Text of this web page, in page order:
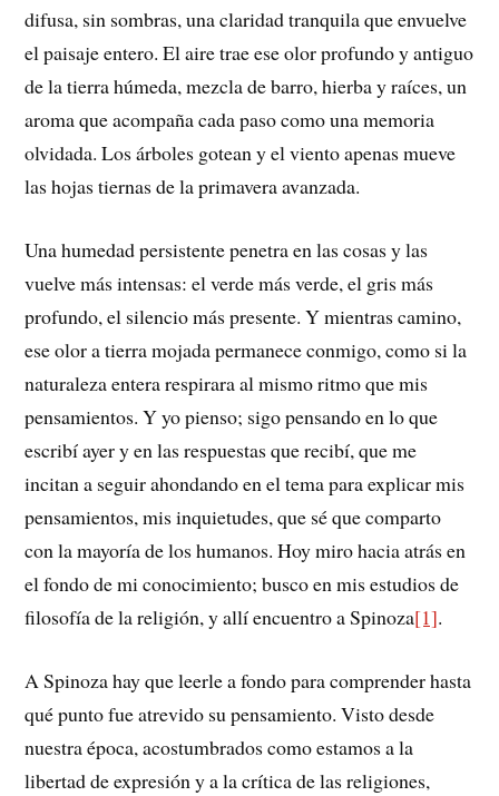
difusa, sin sombras, una claridad tranquila que envuelve
el paisaje entero. El aire trae ese olor profundo y antiguo
de la tierra húmeda, mezcla de barro, hierba y raíces, un
aroma que acompaña cada paso como una memoria
olvidada. Los árboles gotean y el viento apenas mueve
las hojas tiernas de la primavera avanzada.
Una humedad persistente penetra en las cosas y las
vuelve más intensas: el verde más verde, el gris más
profundo, el silencio más presente. Y mientras camino,
ese olor a tierra mojada permanece conmigo, como si la
naturaleza entera respirara al mismo ritmo que mis
pensamientos. Y yo pienso; sigo pensando en lo que
escribí ayer y en las respuestas que recibí, que me
incitan a seguir ahondando en el tema para explicar mis
pensamientos, mis inquietudes, que sé que comparto
con la mayoría de los humanos. Hoy miro hacia atrás en
el fondo de mi conocimiento; busco en mis estudios de
filosofía de la religión, y allí encuentro a Spinoza[1].
A Spinoza hay que leerle a fondo para comprender hasta
qué punto fue atrevido su pensamiento. Visto desde
nuestra época, acostumbrados como estamos a la
libertad de expresión y a la crítica de las religiones,